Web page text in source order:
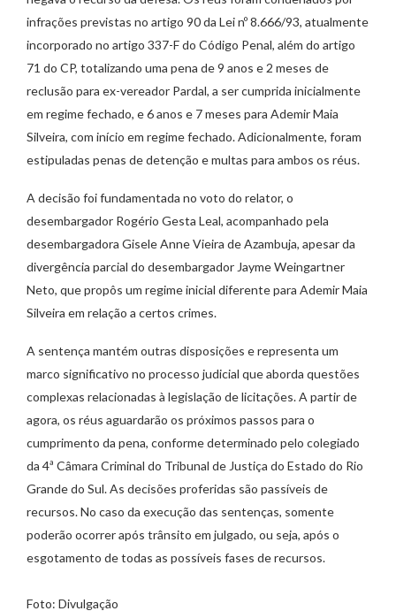
infrações previstas no artigo 90 da Lei nº 8.666/93, atualmente
incorporado no artigo 337-F do Código Penal, além do artigo
71 do CP, totalizando uma pena de 9 anos e 2 meses de
reclusão para ex-vereador Pardal, a ser cumprida inicialmente
em regime fechado, e 6 anos e 7 meses para Ademir Maia
Silveira, com início em regime fechado. Adicionalmente, foram
estipuladas penas de detenção e multas para ambos os réus.
A decisão foi fundamentada no voto do relator, o
desembargador Rogério Gesta Leal, acompanhado pela
desembargadora Gisele Anne Vieira de Azambuja, apesar da
divergência parcial do desembargador Jayme Weingartner
Neto, que propôs um regime inicial diferente para Ademir Maia
Silveira em relação a certos crimes.
A sentença mantém outras disposições e representa um
marco significativo no processo judicial que aborda questões
complexas relacionadas à legislação de licitações. A partir de
agora, os réus aguardarão os próximos passos para o
cumprimento da pena, conforme determinado pelo colegiado
da 4ª Câmara Criminal do Tribunal de Justiça do Estado do Rio
Grande do Sul. As decisões proferidas são passíveis de
recursos. No caso da execução das sentenças, somente
poderão ocorrer após trânsito em julgado, ou seja, após o
esgotamento de todas as possíveis fases de recursos.
Foto: Divulgação